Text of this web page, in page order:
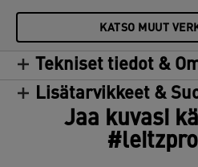
KATSO MUUT
Tekniset tiedot &
Lisätarvikkeet &
Jaa kuvasi